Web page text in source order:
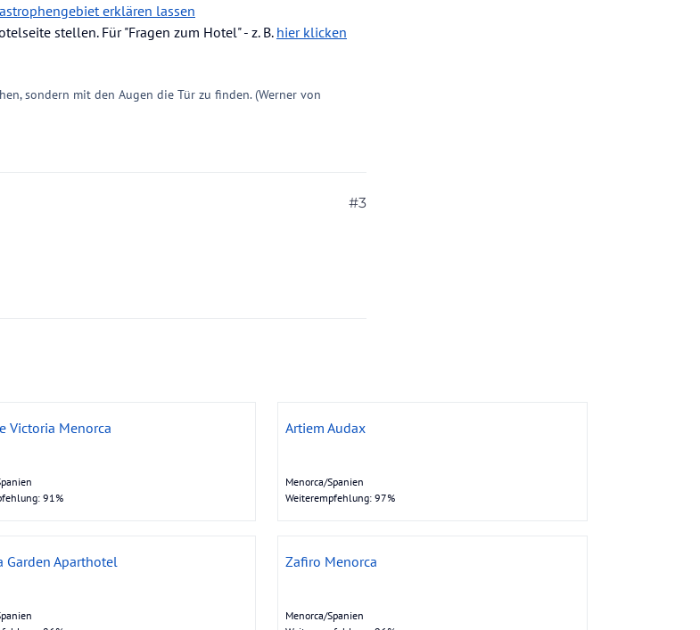
erklären lassen
stellen. Für "Fragen zum Hotel" - z. B. hier klicken
sondern mit den Augen die Tür zu finden. (Werner von
#3
Victoria Menorca
91%
Artiem Audax
Menorca/Spanien
Weiterempfehlung: 97%
Garden Aparthotel Zafiro Menorca
Menorca/Spanien